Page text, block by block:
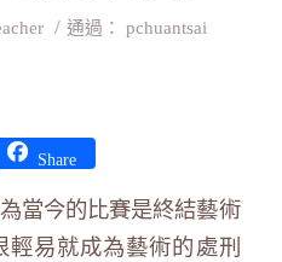
/ 通過：pchuantsai
Share
當今的比賽是終結藝術
易就成為藝術的處刑